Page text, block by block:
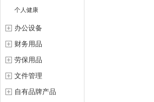
个人健康
办公设备
财务用品
劳保用品
文件管理
自有品牌产品